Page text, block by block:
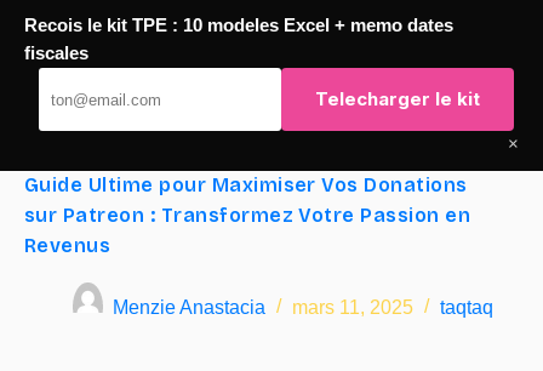
Passer
au
contenu
TaqTaq
Guide Ultime pour Maximiser Vos Donations
sur Patreon : Transformez Votre Passion en
Revenus
Menzie Anastacia mars 11, 2025 taqtaq
Recois le kit TPE : 10 modeles Excel + memo dates
fiscales
Telecharger le kit
×